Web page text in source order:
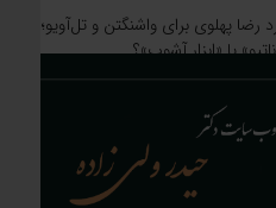
فاتحان نام کشورهای امروز را